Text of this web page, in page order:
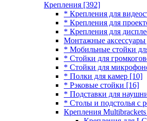
Крепления [392]
* Крепления для
* Крепления для
* Крепления для
Монтажные
* Мобильные стойки
* Стойки для
* Стойки для
* Полки для камер [10]
* Рэковые стойки [16]
* Подставки для
* Столы и подстолья с
Крепления Multibrackets